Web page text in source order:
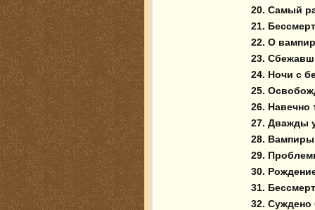
20. Самый
21.
22. О
23.
24. Ночи с
25.
26. Навечно
27. Дважды
28.
29.
30.
31.
32.